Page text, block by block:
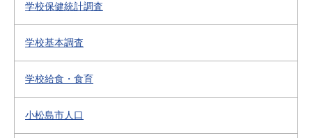
学校保健統計調査
学校基本調査
学校給食・食育
小松島市人口